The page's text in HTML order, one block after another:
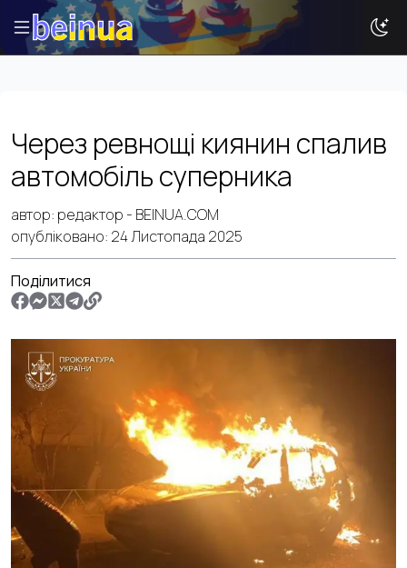
Історії
Новини
Ваша реклама
Досвід
Туризм
Через ревнощі киянин спалив
автомобіль суперника
автор: редактор - BEINUA.COM
опубліковано: 24 Листопада 2025
Поділитися